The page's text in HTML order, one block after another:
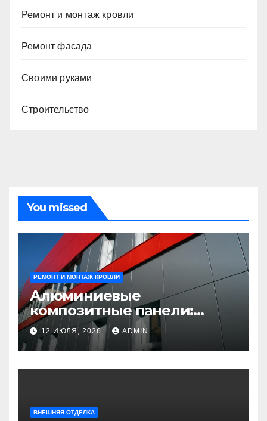
Ремонт и монтаж кровли
Ремонт фасада
Своими руками
Строительство
You missed
РЕМОНТ И МОНТАЖ КРОВЛИ
Алюминиевые
композитные панели:
универсальное решение
для современного
строительства и дизайна
12 ИЮЛЯ, 2026 ADMIN
ВНЕШНЯЯ ОТДЕЛКА